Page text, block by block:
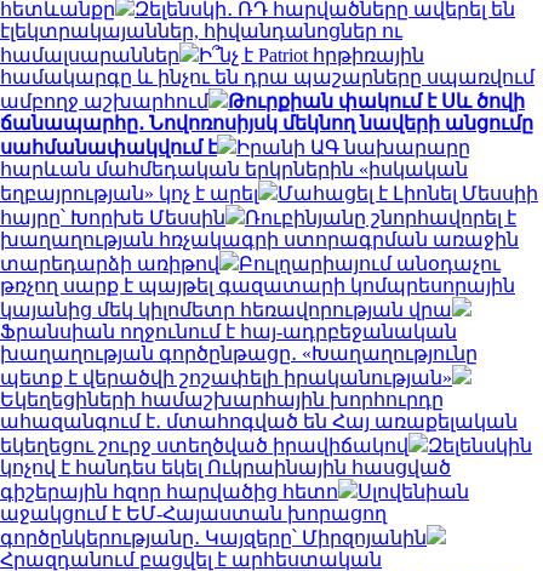
հետևանքը
Զելենսկի․ ՌԴ հարվածները ավերել են
էլեկտրակայաններ, հիվանդանոցներ ու
համալսարաններ
Ի՞նչ է Patriot հրթիռային
համակարգը և ինչու են դրա պաշարները սպառվում
ամբողջ աշխարհում
Թուրքիան փակում է Սև ծովի
ճանապարհը․ Նովոռոսիյսկ մեկնող նավերի անցումը
սահմանափակվում է
Իրանի ԱԳ նախարարը
հարևան մահմեդական երկրներին «իսկական
եղբայրության» կոչ է արել
Մահացել է Լիոնել Մեսսիի
հայրը՝ Խորխե Մեսսին
Ռուբինյանը շնորհավորել է
խաղաղության հռչակագրի ստորագրման առաջին
տարեդարձի առիթով
Բուլղարիայում անօդաչու
թռչող սարք է պայթել գազատարի կոմպրեսորային
կայանից մեկ կիլոմետր հեռավորության վրա
Ֆրանսիան ողջունում է հայ-ադրբեջանական
խաղաղության գործընթացը․ «Խաղաղությունը
պետք է վերածվի շոշափելի իրականության»
Եկեղեցիների համաշխարհային խորհուրդը
ահազանգում է․ մտահոգված են Հայ առաքելական
եկեղեցու շուրջ ստեղծված իրավիճակով
Զելենսկին
կոչով է հանդես եկել Ուկրաինային հասցված
գիշերային հզոր հարվածից հետո
Սլովենիան
աջակցում է ԵՄ-Հայաստան խորացող
գործընկերությանը․ Կայզերը՝ Միրզոյանին
Հրազդանում բացվել է արհեստական